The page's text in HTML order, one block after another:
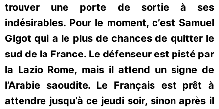
trouver une porte de sortie à ses
indésirables. Pour le moment, c’est Samuel
Gigot qui a le plus de chances de quitter le
sud de la France. Le défenseur est pisté par
la Lazio Rome, mais il attend un signe de
l’Arabie saoudite. Le Français est prêt à
attendre jusqu’à ce jeudi soir, sinon après il